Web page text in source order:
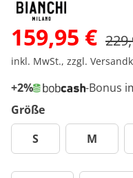
159,95 €
inkl. MwSt., zzgl.
+2%
-Bonus
Größe
S
M